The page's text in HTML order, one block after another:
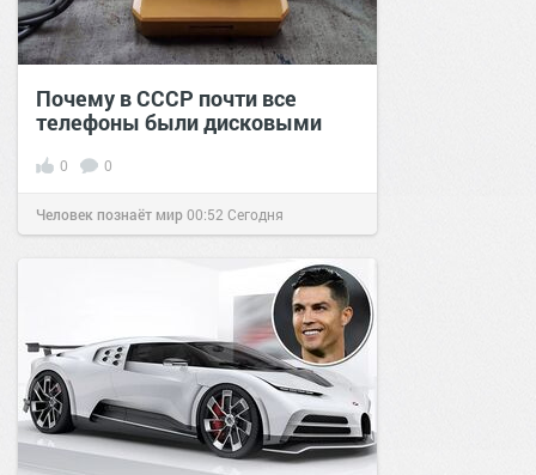
Почему в СССР почти все
телефоны были дисковыми
0 0
Человек познаёт мир00:52 Сегодня